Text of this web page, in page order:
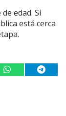
edad. Si
está cerca